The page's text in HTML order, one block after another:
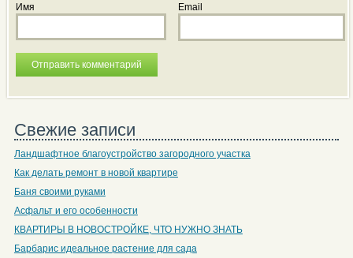
Имя Email
Свежие записи
Ландшафтное благоустройство загородного участка
Как делать ремонт в новой квартире
Баня своими руками
Асфальт и его особенности
КВАРТИРЫ В НОВОСТРОЙКЕ, ЧТО НУЖНО ЗНАТЬ
Барбарис идеальное растение для сада